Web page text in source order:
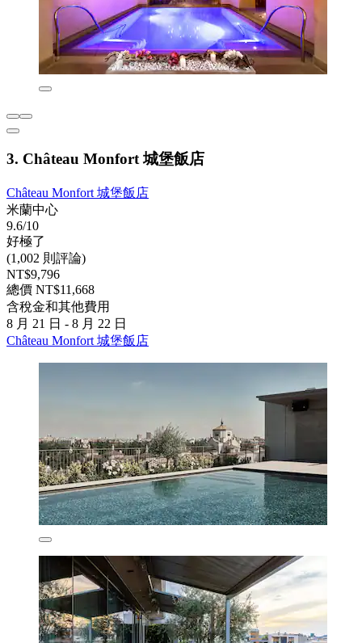
3. Château Monfort 城堡飯店
Château Monfort 城堡飯店
米蘭中心
9.6/10
好極了
(1,002 則評論)
NT$9,796
總價 NT$11,668
含稅金和其他費用
8 月 21 日 - 8 月 22 日
Château Monfort 城堡飯店